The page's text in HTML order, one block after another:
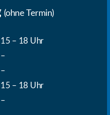
(ohne Termin)
15 – 18 Uhr
–
–
15 – 18 Uhr
–